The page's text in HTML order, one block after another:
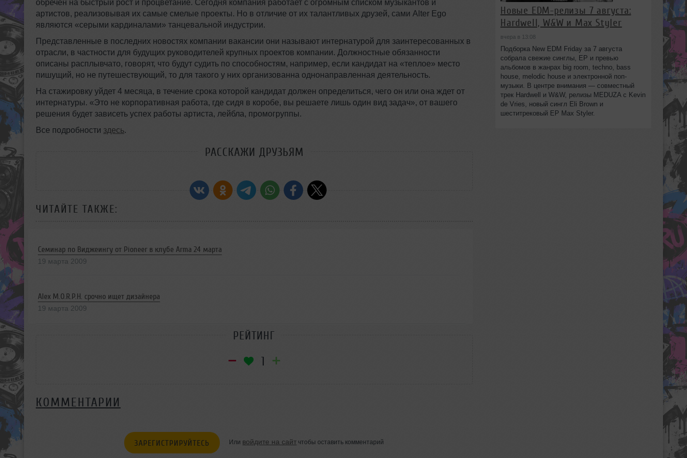
обречен на быстрый рост и процветание. Сегодня компания работает с огромным списком музыкантов и
артистов, реализовывая их самые смелые проекты. Но в отличие от их талантливых друзей, сами Alter Ego
являются «серыми кардиналами» танцевальной индустрии.
Представленные в последних новостях компании вакансии они называют интернатурой для заинтересованных в
отрасли, в частности для будущих руководителей крупных проектов компании. Должностные обязанности
описаны расплывчато, говорят, что будут судить по способностям, например, если кандидат на «теплое» место
пишущий, но не путешествующий, то для такого у них организованна однонаправленная деятельность.
На стажировку уйдет 4 месяца, в течение срока которой кандидат должен определиться, чего он или она ждет от
интернатуры. «Это не корпоративная работа, где сидя в коробе, вы решаете лишь один вид задач», от вашего
решения будет зависеть успех работы артиста, лейбла, промогруппы.
Все подробности здесь.
РАССКАЖИ ДРУЗЬЯМ
ЧИТАЙТЕ ТАКЖЕ:
Семинар по Виджеингу от Pioneer в клубе Arma 24 марта
19 марта 2009
Alex M.O.R.P.H. срочно ищет дизайнера
19 марта 2009
РЕЙТИНГ
1
КОММЕНТАРИИ
ЗАРЕГИСТРИРУЙТЕСЬ Или войдите на сайт чтобы оставить комментарий
Новые EDM-релизы 7 августа:
Hardwell, W&W и Max Styler
вчера в 13:08
Подборка New EDM Friday за 7 августа
собрала свежие синглы, EP и превью
альбомов в жанрах big room, techno, bass
house, melodic house и электронной поп-
музыки. В центре внимания — совместный
трек Hardwell и W&W, релизы MEDUZA с Kevin
de Vries, новый сингл Eli Brown и
шеститрековый EP Max Styler.